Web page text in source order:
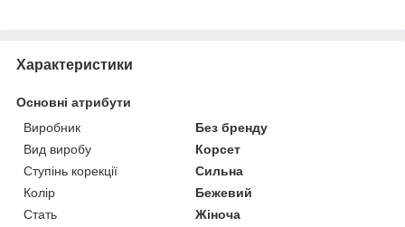
Характеристики
Основні атрибути
Виробник
Без бренду
Вид виробу
Корсет
Ступінь корекції
Сильна
Колір
Бежевий
Стать
Жіноча